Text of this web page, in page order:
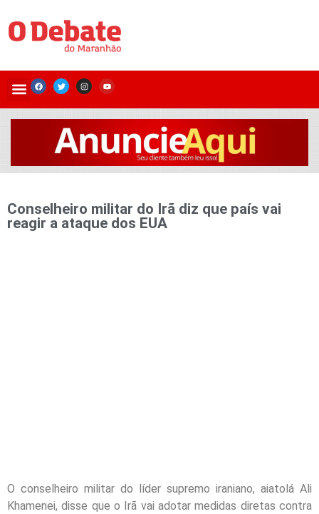
Conselheiro militar do Irã diz que país vai
reagir a ataque dos EUA
O conselheiro militar do líder supremo iraniano, aiatolá Ali
Khamenei, disse que o Irã vai adotar medidas diretas contra